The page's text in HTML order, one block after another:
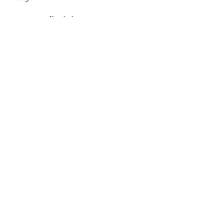
Format d'origine